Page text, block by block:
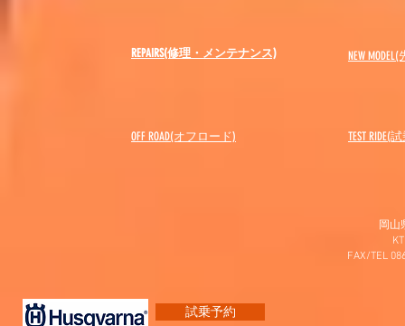
REPAIRS(修理・メンテナンス) NEW MODEL(
OFF ROAD(オフロード) ​TEST RIDE(
岡山
FAX/TEL
試乗予約